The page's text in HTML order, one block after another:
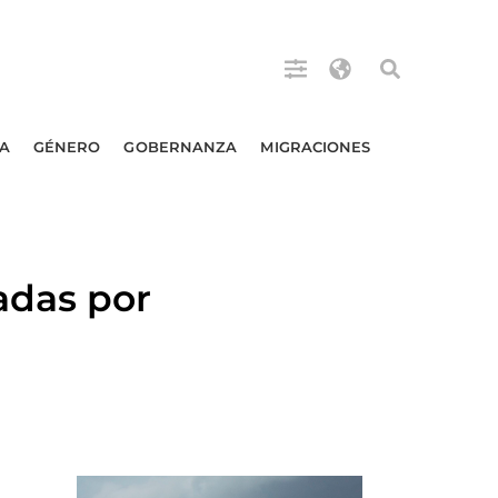
GÉNERO GOBERNANZA MIGRACIONES
por